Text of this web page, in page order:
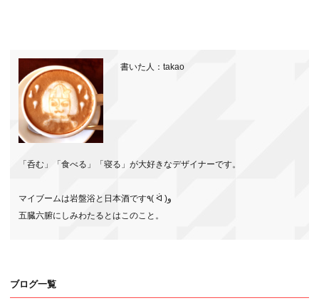
書いた人：takao
「呑む」「食べる」「寝る」が大好きなデザイナーです。
マイブームは岩盤浴と日本酒です٩( ᐛ )و
五臓六腑にしみわたるとはこのこと。
ブログ一覧